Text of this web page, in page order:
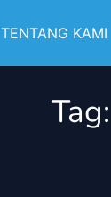
TENTANG KAMI
Tag: